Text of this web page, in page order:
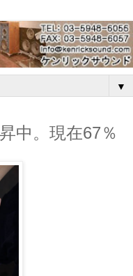
▼
中。現在67％